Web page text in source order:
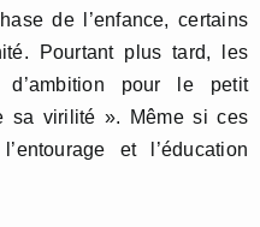
de l’enfance, certains
Pourtant plus tard, les
d’ambition pour le petit
sa virilité ». Même si ces
et l’éducation